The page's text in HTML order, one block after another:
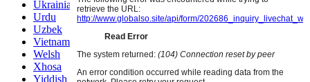
Ukrainian
Urdu
Uzbek
Vietnamese
Welsh
Xhosa
Yiddish